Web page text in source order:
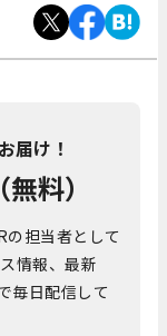
届け！
料）
担当者として
情報、最新
毎日配信して